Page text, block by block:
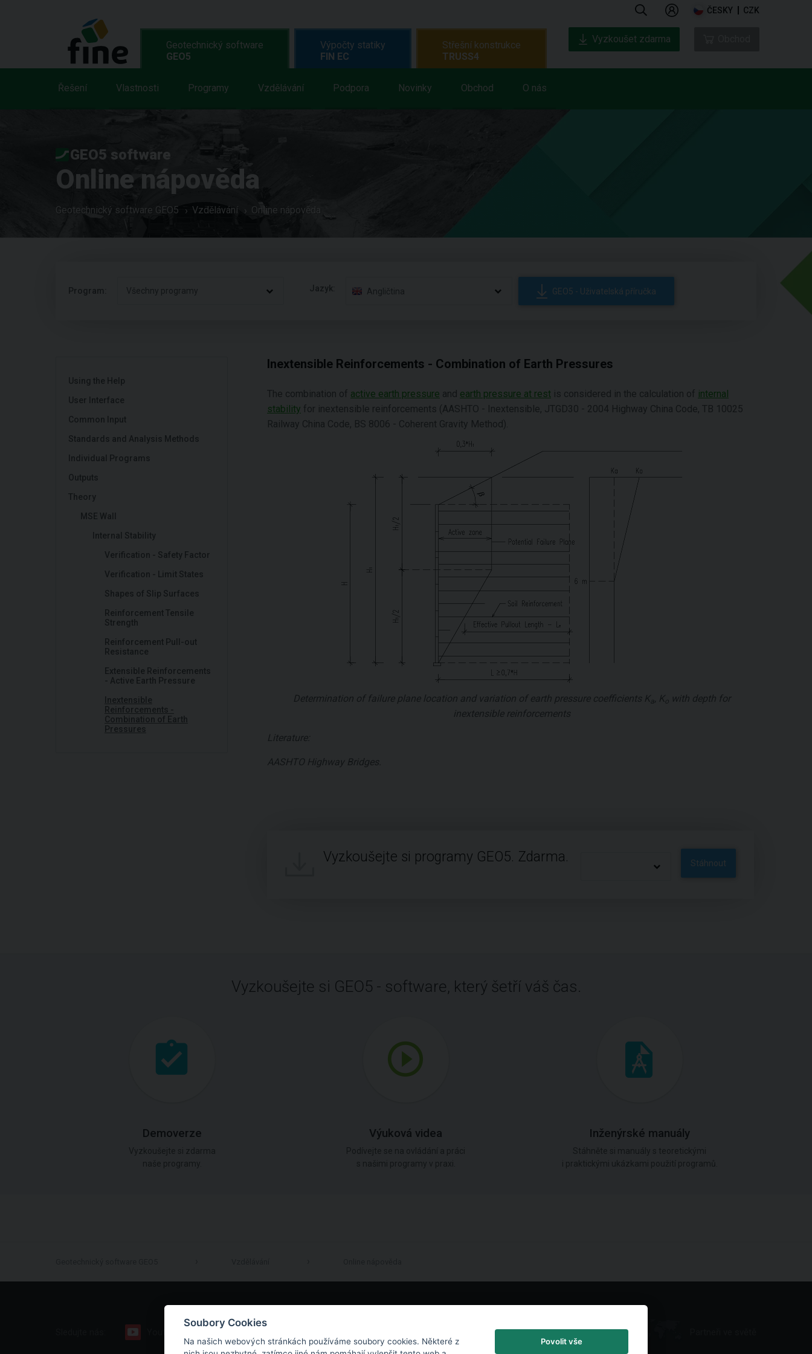
ČESKY CZK
Geotechnický software
GEO5
Řešení Vlastnosti Programy Vzdělávání Podpora Novinky Obchod O nás
Výpočty statiky
FIN EC
Střešní konstrukce
TRUSS4
Vyzkoušet zdarma
GEO5 software
Online nápověda
Geotechnický software GEO5 Vzdělávání Online nápověda
Program: Všechny programy Jazyk: Angličtina GEO5 - Uživatelská příručka
Using the Help
User Interface
Common Input
Standards and Analysis Methods
Individual Programs
Outputs
Theory
MSE Wall
Internal Stability
Verification - Safety Factor
Verification - Limit States
Shapes of Slip Surfaces
Reinforcement Tensile
Strength
Reinforcement Pull-out
Resistance
Extensible Reinforcements
- Active Earth Pressure
Inextensible
Reinforcements -
Combination of Earth
Pressures
Inextensible Reinforcements - Combination of Earth Pressures
The combination of active earth pressure and earth pressure at rest is considered in the calculation of internal
stability for inextensible reinforcements (AASHTO - Inextensible, JTGD30 - 2004 Highway China Code, TB 10025
Railway China Code, BS 8006 - Coherent Gravity Method).
Determination of failure plane location and variation of earth pressure coefficients Ka K o with depth for
inextensible reinforcements
Literature:
AASHTO Highway Bridges.
Vyzkoušejte si programy GEO5. Zdarma. Stáhnout
Vyzkoušejte si GEO5 - software, který šetří váš čas.
Demoverze Výuková videa Inženýrské manuály
Soubory Cookies
Na našich webových stránkách používáme soubory cookies. Některé z
Povolit vše